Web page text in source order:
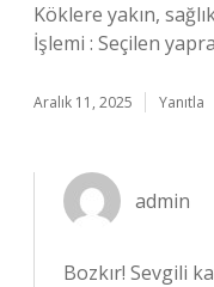
Köklere yakın,
İşlemi : Seçilen
Aralık 11, 2025 Yanıtla
admin
Bozkır! Sevgili